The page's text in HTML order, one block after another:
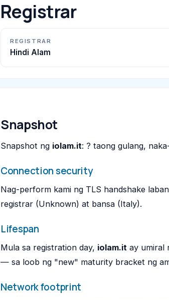
Registrar
REGISTRAR
Hindi Alam
Snapshot
Snapshot ng iolam.it: ? taong gulang,
Connection security
Nag-perform kami ng TLS handshake
registrar (Unknown) at bansa (Italy).
Lifespan
Mula sa registration day, iolam.it ay umiral
— sa loob ng "new" maturity bracket ng
Network footprint